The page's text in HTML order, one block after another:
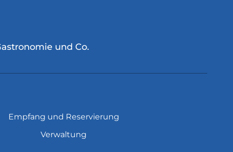
und Co.
Empfang und Reservierung
Verwaltung